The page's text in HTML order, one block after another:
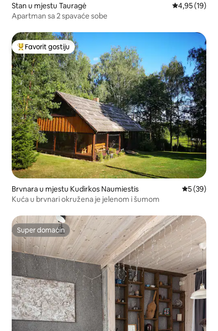
Stan u mjestu Tauragė prosječna
4,95 (19)
Apartman sa 2 spavaće sobe
Glavni favorit gostiju
Favorit gostiju
Brvnara u mjestu Kudirkos Naumiestis prosječna
5 (39)
Kuća u brvnari okružena je jelenom i šumom
Super domaćin
Super domaćin